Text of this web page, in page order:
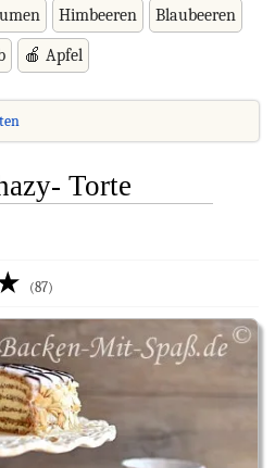
Himbeeren Blaubeeren
🍎 Apfel
Torte
(87)